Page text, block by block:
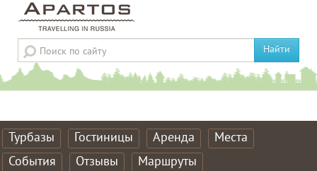
Найти
Турбазы Гостиницы Аренда
Места
События
Отзывы Маршруты